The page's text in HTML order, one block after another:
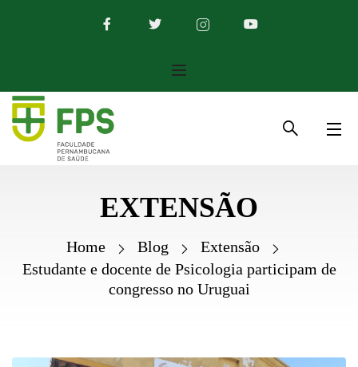
EXTENSÃO
Home Blog
Extensão
Estudante e docente de Psicologia participam de
congresso no Uruguai